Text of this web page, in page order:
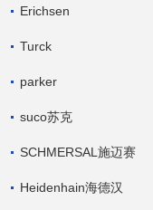
Erichsen
Turck
parker
suco苏克
SCHMERSAL施迈赛
Heidenhain海德汉